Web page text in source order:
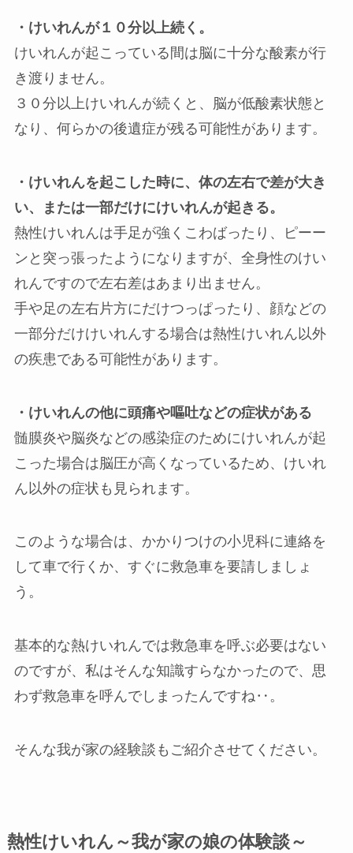
・けいれんが１０分以上続く。
けいれんが起こっている間は脳に十分な酸素が行
き渡りません。
３０分以上けいれんが続くと、脳が低酸素状態と
なり、何らかの後遺症が残る可能性があります。
・けいれんを起こした時に、体の左右で差が大き
い、または一部だけにけいれんが起きる。
熱性けいれんは手足が強くこわばったり、ピーー
ンと突っ張ったようになりますが、全身性のけい
れんですので左右差はあまり出ません。
手や足の左右片方にだけつっぱったり、顔などの
一部分だけけいれんする場合は熱性けいれん以外
の疾患である可能性があります。
・けいれんの他に頭痛や嘔吐などの症状がある
髄膜炎や脳炎などの感染症のためにけいれんが起
こった場合は脳圧が高くなっているため、けいれ
ん以外の症状も見られます。
このような場合は、かかりつけの小児科に連絡を
して車で行くか、すぐに救急車を要請しましょ
う。
基本的な熱けいれんでは救急車を呼ぶ必要はない
のですが、私はそんな知識すらなかったので、思
わず救急車を呼んでしまったんですね‥。
そんな我が家の経験談もご紹介させてください。
熱性けいれん～我が家の娘の体験談～